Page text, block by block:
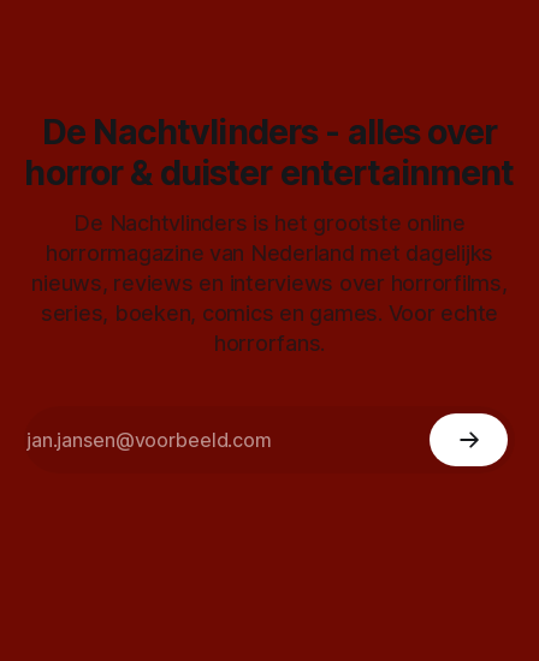
De Nachtvlinders - alles over
horror & duister entertainment
De Nachtvlinders is het grootste online
horrormagazine van Nederland met dagelijks
nieuws, reviews en interviews over horrorfilms,
series, boeken, comics en games. Voor echte
horrorfans.